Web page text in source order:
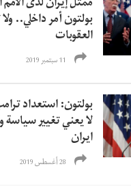
بولتون أمر داخلي..
العقوبات
11 سبتمبر 2019
بولتون: استعداد
لا يعني تغيير
ايران
28 أغسطس 2019